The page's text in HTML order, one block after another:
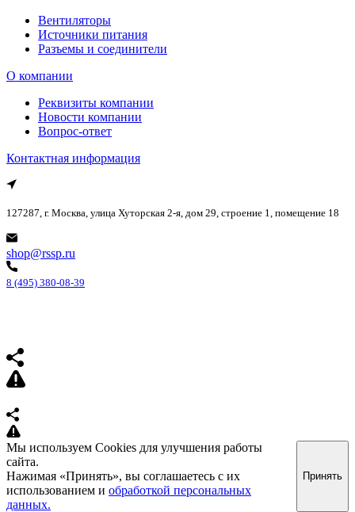
Вентиляторы
Источники питания
Разъемы и соединители
О компании
Реквизиты компании
Новости компании
Вопрос-ответ
Контактная информация
127287, г. Москва, улица Хуторская 2-я, дом 29, строение 1, помещение 18
shop@rssp.ru
8 (495) 380-08-39
Мы используем Cookies для улучшения работы
сайта.
Нажимая «Принять», вы соглашаетесь с их
использованием и обработкой персональных
данных.
Принять